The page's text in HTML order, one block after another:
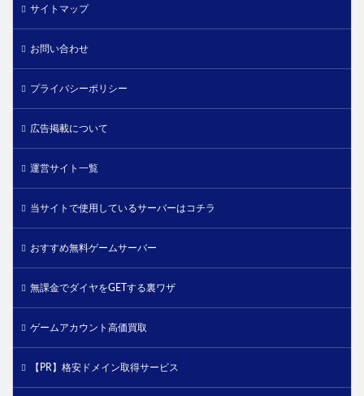
サイトマップ
お問い合わせ
プライバシーポリシー
広告掲載について
運営サイト一覧
当サイトで使用しているサーバーはコチラ
おすすめ無料ゲームサーバー
無課金でダイヤをGETする裏ワザ
ゲームアカウント高価買取
【PR】格安ドメイン取得サービス